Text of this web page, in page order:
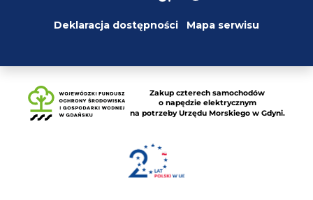
Deklaracja dostępności Mapa serwisu